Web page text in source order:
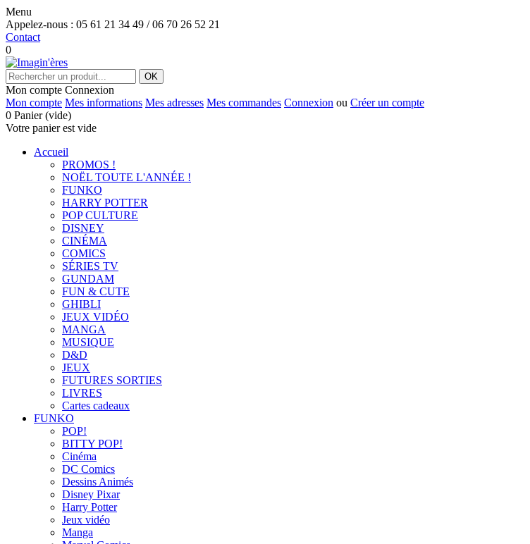
Menu
Appelez-nous : 05 61 21 34 49 / 06 70 26 52 21
Contact
0
OK
Mon compte Connexion
Mon compte Mes informations Mes adresses Mes commandes Connexion ou Créer un compte
0 Panier (vide)
Votre panier est vide
Accueil
PROMOS !
NOËL TOUTE L'ANNÉE !
FUNKO
HARRY POTTER
POP CULTURE
DISNEY
CINÉMA
COMICS
SÉRIES TV
GUNDAM
FUN & CUTE
GHIBLI
JEUX VIDÉO
MANGA
MUSIQUE
D&D
JEUX
FUTURES SORTIES
LIVRES
Cartes cadeaux
FUNKO
POP!
BITTY POP!
Cinéma
DC Comics
Dessins Animés
Disney Pixar
Harry Potter
Jeux vidéo
Manga